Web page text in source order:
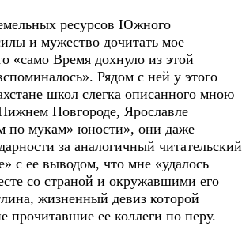
ресурсов Южного
и мужество дочитать мое
«само Время дохнуло из этой
Рядом с ней у этого
школ слегка описанного мною
Новгороде, Ярославле
по мукам» юности», они даже
за аналогичный читательский
с ее выводом, что мне «удалось
со страной и окружавшими его
жизненный девиз которой
прочитавшие ее коллеги по перу.